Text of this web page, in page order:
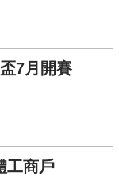
7月開賽
工商戶